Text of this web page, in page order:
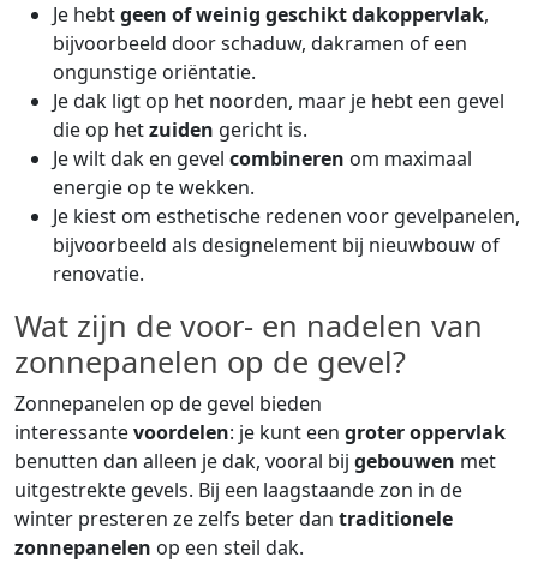
Je hebtgeen of weinig geschikt dakoppervlak,
bijvoorbeeld door schaduw, dakramen of een
ongunstige oriëntatie.
Je dak ligt op het noorden, maar je hebt een gevel
die op hetzuiden gericht is.
Je wilt dak en gevel combineren om maximaal
energie op te wekken.
Je kiest om esthetische redenen voor gevelpanelen,
bijvoorbeeld als designelement bij nieuwbouw of
renovatie.
Wat zijn de voor- en nadelen van
zonnepanelen op de gevel?
Zonnepanelen op de gevel bieden
interessantevoordelen: je kunt een groter oppervlak
benutten dan alleen je dak, vooral bij gebouwen met
uitgestrekte gevels. Bij een laagstaande zon in de
winter presteren ze zelfs beter dan traditionele
zonnepanelen op een steil dak.